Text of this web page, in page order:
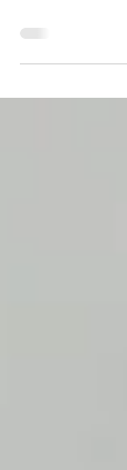
på
Under natten